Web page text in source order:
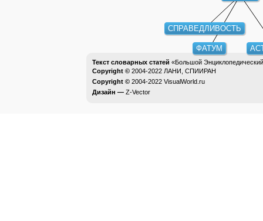
ФАТУМ
СПРАВЕДЛИВОСТЬ
Текст словарных статей «Большой
Copyright © 2004-2022 ЛАНИ, СПИИРАН
Copyright © 2004-2022 VisualWorld.ru
Дизайн — Z-Vector